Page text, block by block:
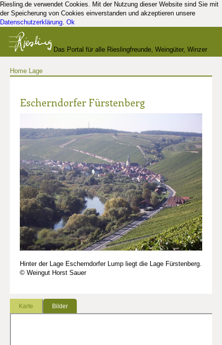
Riesling.de verwendet Cookies. Mit der Nutzung dieser Website sind Sie mit
der Speicherung von Cookies einverstanden und akzeptieren unsere
Datenschutzerklärung. Ok
Das Portal für alle Rieslingfreunde, Weingüter, Winzer
Home Lage
Escherndorfer Fürstenberg
Hinter der Lage Escherndorfer Lump liegt die Lage Fürstenberg.
© Weingut Horst Sauer
Karte Bilder